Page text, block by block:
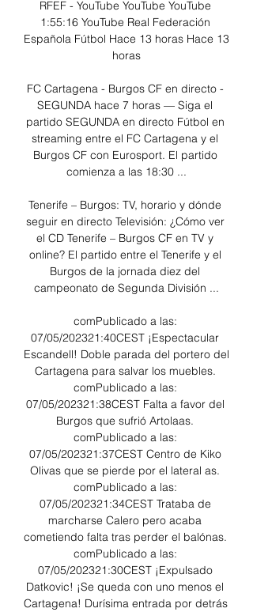
RFEF - YouTube YouTube YouTube
1:55:16 YouTube Real Federación
Española Fútbol Hace 13 horas Hace 13
horas
FC Cartagena - Burgos CF en directo -
SEGUNDA hace 7 horas — Siga el
partido SEGUNDA en directo Fútbol en
streaming entre el FC Cartagena y el
Burgos CF con Eurosport. El partido
comienza a las 18:30 ...
Tenerife – Burgos: TV, horario y dónde
seguir en directo Televisión: ¿Cómo ver
el CD Tenerife – Burgos CF en TV y
online? El partido entre el Tenerife y el
Burgos de la jornada diez del
campeonato de Segunda División ...
comPublicado a las:
07/05/202321:40CEST ¡Espectacular
Escandell! Doble parada del portero del
Cartagena para salvar los muebles.
comPublicado a las:
07/05/202321:38CEST Falta a favor del
Burgos que sufrió Artolaas.
comPublicado a las:
07/05/202321:37CEST Centro de Kiko
Olivas que se pierde por el lateral as.
comPublicado a las:
07/05/202321:34CEST Trataba de
marcharse Calero pero acaba
cometiendo falta tras perder el balónas.
comPublicado a las:
07/05/202321:30CEST ¡Expulsado
Datkovic! ¡Se queda con uno menos el
Cartagena! Durísima entrada por detrás